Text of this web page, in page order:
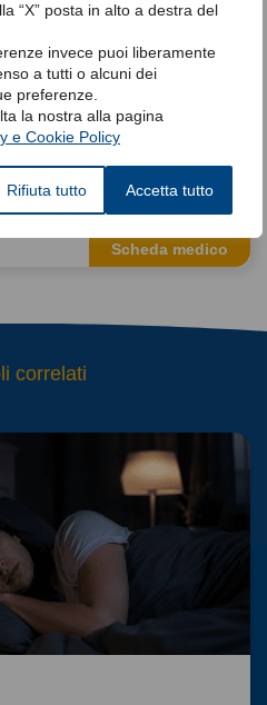
“X” posta in alto a destra del
invece puoi liberamente
a tutti o alcuni dei
preferenze.
la nostra alla pagina
e Cookie Policy
Rifiuta tutto Accetta tutto
Sonno AIMS (Associazione
Universitario di II livello
“Pneumologia interventistica”
Università Politecnica
Marche. Dottore di ricerca
Interna e
Applicata”
di diverse pubblicazioni
per riviste nazionali
internazionali!
Scheda medico
correlati